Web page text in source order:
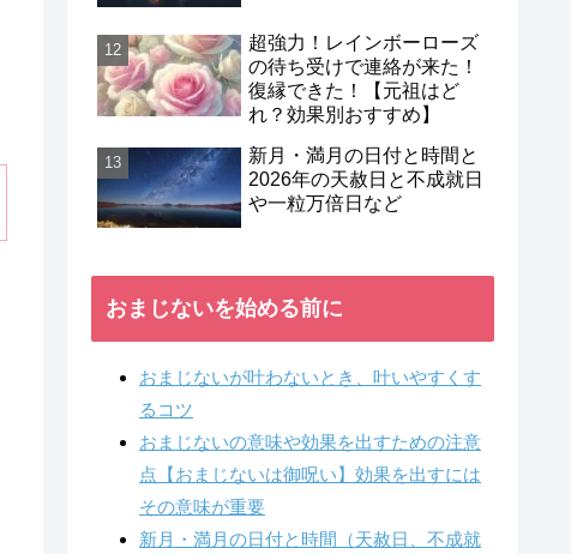
超強力！レインボーローズ
の待ち受けで連絡が来た！
復縁できた！【元祖はど
れ？効果別おすすめ】
新月・満月の日付と時間と
2026年の天赦日と不成就日
や一粒万倍日など
おまじないを始める前に
おまじないが叶わないとき、叶いやすくす
るコツ
おまじないの意味や効果を出すための注意
点【おまじないは御呪い】効果を出すには
その意味が重要
新月・満月の日付と時間（天赦日、不成就